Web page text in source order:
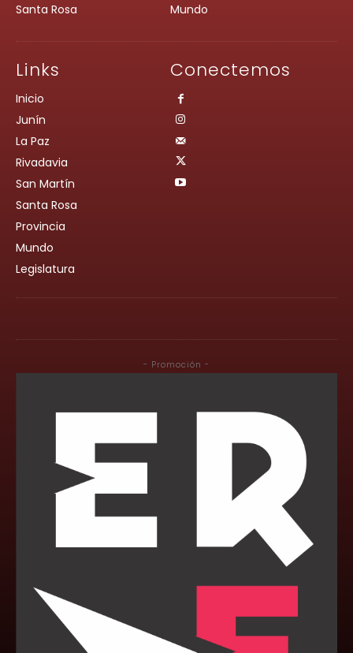
Santa Rosa
Mundo
Links
Inicio
Junín
La Paz
Rivadavia
San Martín
Santa Rosa
Provincia
Mundo
Legislatura
Conectemos
- Promoción -